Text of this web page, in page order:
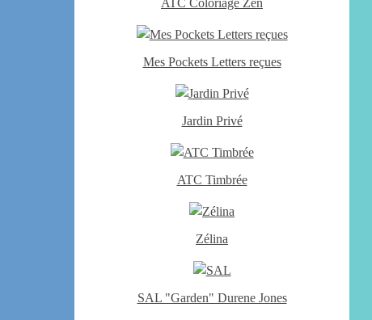
ATC Coloriage Zen
Mes Pockets Letters reçues
Jardin Privé
ATC Timbrée
Zélina
SAL "Garden" Durene Jones